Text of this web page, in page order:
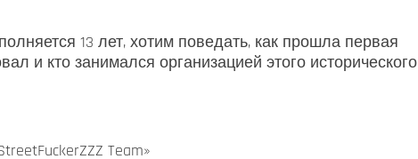
13 лет, хотим поведать, как прошла первая
и кто занимался организацией этого исторического
Team»